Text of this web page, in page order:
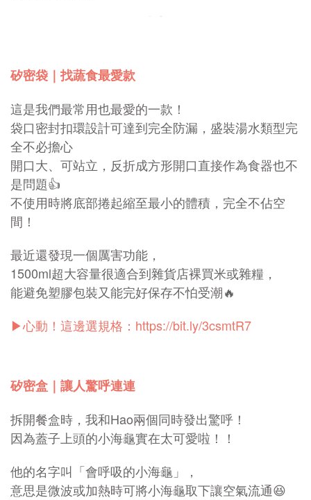
矽密袋｜找蔬食最愛款
這是我們最常用也最愛的一款！
袋口密封扣環設計可達到完全防漏，盛裝湯水類型完
全不必擔心
開口大、可站立，反折成方形開口直接作為食器也不
是問題👍
不使用時將底部捲起縮至最小的體積，完全不佔空
間！
最近還發現一個厲害功能，
1500ml超大容量很適合到雜貨店裸買米或雜糧，
能避免塑膠包裝又能完好保存不怕受潮🔥
▶心動！這邊選規格：https://bit.ly/3csmtR7
矽密盒｜讓人驚呼連連
拆開餐盒時，我和Hao兩個同時發出驚呼！
因為蓋子上頭的小海龜實在太可愛啦！！
他的名字叫「會呼吸的小海龜」，
意思是微波或加熱時可將小海龜取下讓空氣流通😆